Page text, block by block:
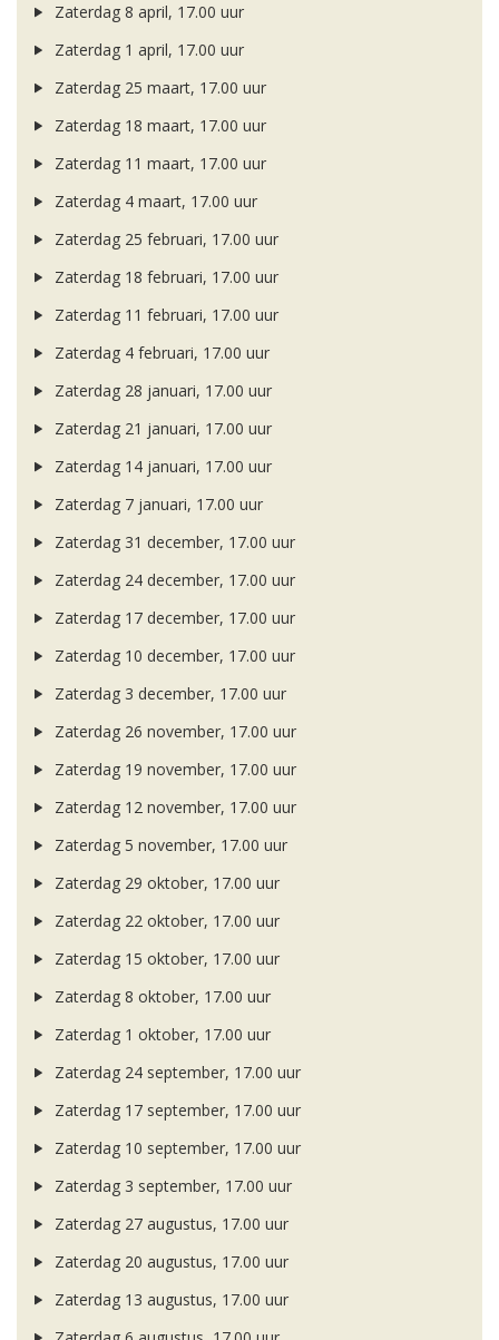
Zaterdag 8 april, 17.00 uur
Zaterdag 1 april, 17.00 uur
Zaterdag 25 maart, 17.00 uur
Zaterdag 18 maart, 17.00 uur
Zaterdag 11 maart, 17.00 uur
Zaterdag 4 maart, 17.00 uur
Zaterdag 25 februari, 17.00 uur
Zaterdag 18 februari, 17.00 uur
Zaterdag 11 februari, 17.00 uur
Zaterdag 4 februari, 17.00 uur
Zaterdag 28 januari, 17.00 uur
Zaterdag 21 januari, 17.00 uur
Zaterdag 14 januari, 17.00 uur
Zaterdag 7 januari, 17.00 uur
Zaterdag 31 december, 17.00 uur
Zaterdag 24 december, 17.00 uur
Zaterdag 17 december, 17.00 uur
Zaterdag 10 december, 17.00 uur
Zaterdag 3 december, 17.00 uur
Zaterdag 26 november, 17.00 uur
Zaterdag 19 november, 17.00 uur
Zaterdag 12 november, 17.00 uur
Zaterdag 5 november, 17.00 uur
Zaterdag 29 oktober, 17.00 uur
Zaterdag 22 oktober, 17.00 uur
Zaterdag 15 oktober, 17.00 uur
Zaterdag 8 oktober, 17.00 uur
Zaterdag 1 oktober, 17.00 uur
Zaterdag 24 september, 17.00 uur
Zaterdag 17 september, 17.00 uur
Zaterdag 10 september, 17.00 uur
Zaterdag 3 september, 17.00 uur
Zaterdag 27 augustus, 17.00 uur
Zaterdag 20 augustus, 17.00 uur
Zaterdag 13 augustus, 17.00 uur